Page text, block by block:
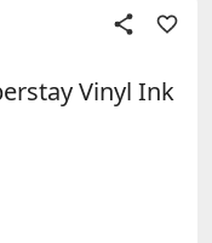
Vinyl Ink